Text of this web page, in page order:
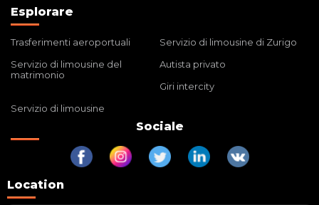
Esplorare
Trasferimenti aeroportuali
Servizio di limousine di Zurigo
Servizio di limousine del
matrimonio
Autista privato
Giri intercity
Servizio di limousine
Sociale
Location